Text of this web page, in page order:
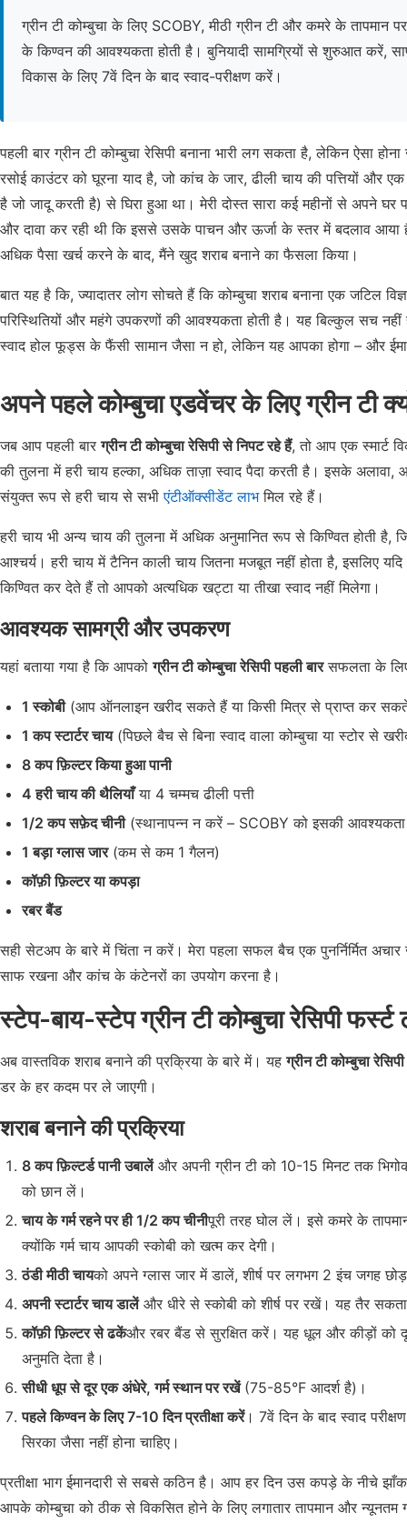
ग्रीन टी कोम्बुचा के लिए SCOBY, मीठी ग्रीन टी और कमरे के तापमान
के किण्वन की आवश्यकता होती है। बुनियादी सामग्रियों से शुरुआत करें,
विकास के लिए 7वें दिन के बाद स्वाद-परीक्षण करें।
पहली बार ग्रीन टी कोम्बुचा रेसिपी बनाना भारी लग सकता है, लेकिन ऐसा
रसोई काउंटर को घूरना याद है, जो कांच के जार, ढीली चाय की पत्तियों और
है जो जादू करती है) से घिरा हुआ था। मेरी दोस्त सारा कई महीनों से अपने घर
और दावा कर रही थी कि इससे उसके पाचन और ऊर्जा के स्तर में बदलाव आया
अधिक पैसा खर्च करने के बाद, मैंने खुद शराब बनाने का फैसला किया।
बात यह है कि, ज्यादातर लोग सोचते हैं कि कोम्बुचा शराब बनाना एक जटिल
परिस्थितियों और महंगे उपकरणों की आवश्यकता होती है। यह बिल्कुल सच
स्वाद होल फूड्स के फैंसी सामान जैसा न हो, लेकिन यह आपका होगा – और
अपने पहले कोम्बुचा एडवेंचर के लिए ग्रीन टी
जब आप पहली बारग्रीन टी कोम्बुचा रेसिपी से निपट रहे हैं, तो आप एक स्मार्ट
की तुलना में हरी चाय हल्का, अधिक ताज़ा स्वाद पैदा करती है। इसके अलावा,
संयुक्त रूप से हरी चाय से सभीएंटीऑक्सीडेंट लाभमिल रहे हैं।
हरी चाय भी अन्य चाय की तुलना में अधिक अनुमानित रूप से किण्वित होती
आश्चर्य। हरी चाय में टैनिन काली चाय जितना मजबूत नहीं होता है, इसलिए
किण्वित कर देते हैं तो आपको अत्यधिक खट्टा या तीखा स्वाद नहीं मिलेगा।
आवश्यक सामग्री और उपकरण
यहां बताया गया है कि आपकोग्रीन टी कोम्बुचा रेसिपी पहली बारसफलता के लिए
1 स्कोबी(आप ऑनलाइन खरीद सकते हैं या किसी मित्र से प्राप्त कर
1 कप स्टार्टर चाय(पिछले बैच से बिना स्वाद वाला कोम्बुचा या स्टोर से
8 कप फ़िल्टर किया हुआ पानी
4 हरी चाय की थैलियाँया 4 चम्मच ढीली पत्ती
1/2 कप सफ़ेद चीनी(स्थानापन्न न करें – SCOBY को इसकी
1 बड़ा ग्लास जार(कम से कम 1 गैलन)
कॉफ़ी फ़िल्टर या कपड़ा
रबर बैंड
सही सेटअप के बारे में चिंता न करें। मेरा पहला सफल बैच एक पुनर्निर्मित
साफ रखना और कांच के कंटेनरों का उपयोग करना है।
स्टेप-बाय-स्टेप ग्रीन टी कोम्बुचा रेसिपी
अब वास्तविक शराब बनाने की प्रक्रिया के बारे में। यहग्रीन टी कोम्बुचा
डर के हर कदम पर ले जाएगी।
शराब बनाने की प्रक्रिया
8 कप फ़िल्टर्ड पानी उबालेंऔर अपनी ग्रीन टी को 10-15 मिनट तक
को छान लें।
चाय के गर्म रहने पर ही 1/2 कप चीनीपूरी तरह घोल लें। इसे कमरे के
क्योंकि गर्म चाय आपकी स्कोबी को खत्म कर देगी।
ठंडी मीठी चायको अपने ग्लास जार में डालें, शीर्ष पर लगभग 2 इंच जगह
अपनी स्टार्टर चाय डालेंऔर धीरे से स्कोबी को शीर्ष पर रखें। यह तैर
कॉफ़ी फ़िल्टर से ढकेंऔर रबर बैंड से सुरक्षित करें। यह धूल और कीड़ों को
अनुमति देता है।
सीधी धूप से दूर एक अंधेरे, गर्म स्थान पर रखें(75-85°F आदर्श है)।
पहले किण्वन के लिए 7-10 दिन प्रतीक्षा करें। 7वें दिन के बाद स्वाद
सिरका जैसा नहीं होना चाहिए।
प्रतीक्षा भाग ईमानदारी से सबसे कठिन है। आप हर दिन उस कपड़े के नीचे
आपके कोम्बुचा को ठीक से विकसित होने के लिए लगातार तापमान और न्यूनतम